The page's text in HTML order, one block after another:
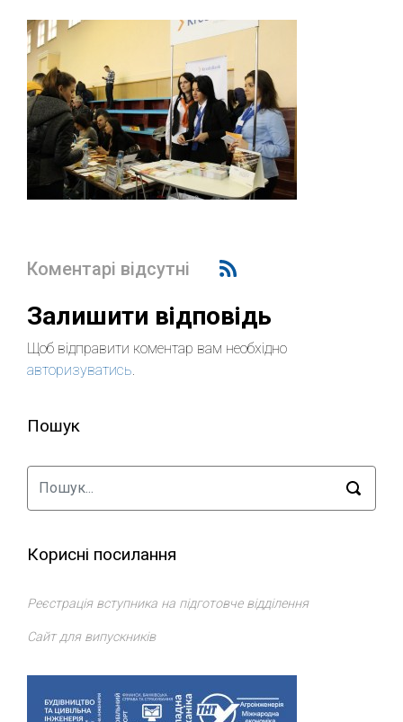
Коментарі відсутні
Залишити відповідь
Щоб відправити коментар вам необхідно
авторизуватись.
Пошук
Корисні посилання
Реєстрація вступника на підготовче відділення
Сайт для випускників